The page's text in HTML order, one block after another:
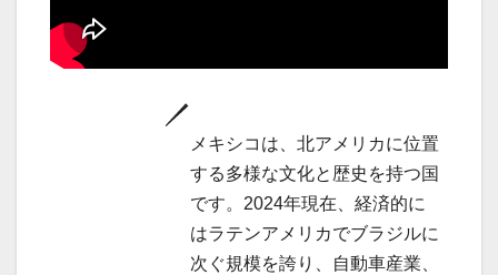
メキシコは、北アメリカに位置
する多様な文化と歴史を持つ国
です。2024年現在、経済的に
はラテンアメリカでブラジルに
次ぐ規模を誇り、自動車産業、